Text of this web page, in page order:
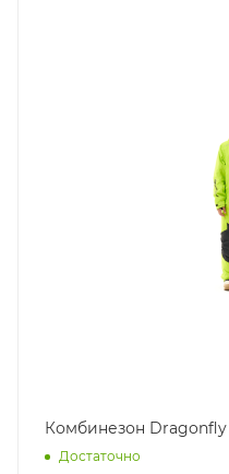
Комбинезон Dragonfly
Достаточно